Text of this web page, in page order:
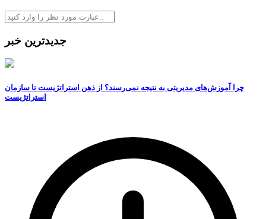
جدیدترین خبر
چرا آموزش‌های مدیریتی به نتیجه نمی‌رسند؟ از ذهن استراتژیست تا سازمان
استراتژیست